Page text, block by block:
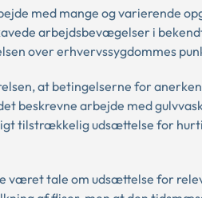
med mange og varierende
arbejdsbevægelser i
over erhvervssygdommes
at betingelserne for
beskrevne arbejde med
tilstrækkelig udsættelse for
været tale om udsættelse for